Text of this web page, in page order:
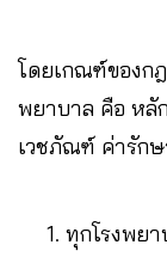
โดยเกณฑ์ของก
พยาบาล คือ หลั
เวชภัณฑ์ ค่ารัก
ทุกโรงพย